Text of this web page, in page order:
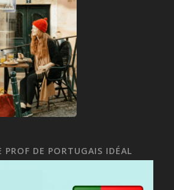
PROF DE PORTUGAIS IDÉAL